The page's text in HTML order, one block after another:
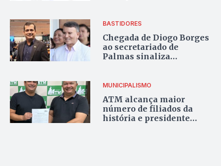
BASTIDORES
Chegada de Diogo Borges
ao secretariado de
Palmas sinaliza
MUNICIPALISMO
ATM alcança maior
número de filiados da
história e presidente